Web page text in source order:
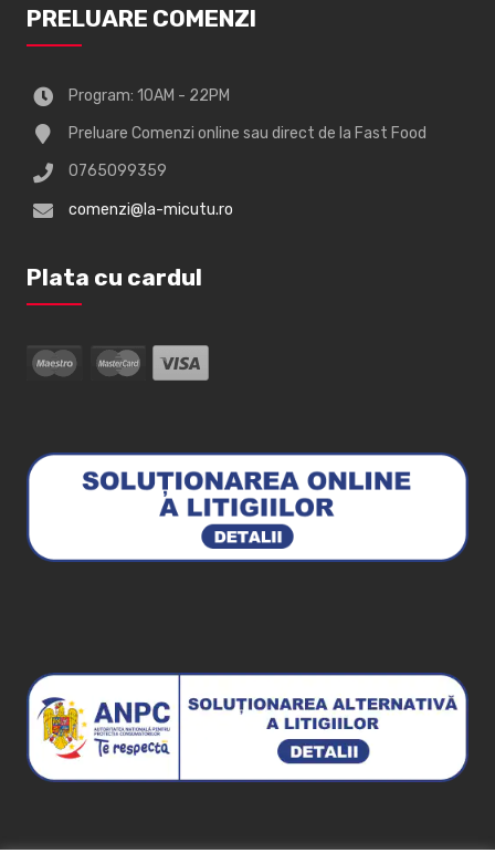
PRELUARE COMENZI
Program: 10AM - 22PM
Preluare Comenzi online sau direct de la Fast Food
0765099359
comenzi@la-micutu.ro
Plata cu cardul